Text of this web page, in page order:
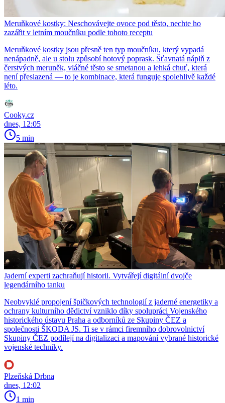
Meruňkové kostky: Neschovávejte ovoce pod těsto, nechte ho
zazářit v letním moučníku podle tohoto receptu
Meruňkové kostky jsou přesně ten typ moučníku, který vypadá
nenápadně, ale u stolu způsobí hotový poprask. Šťavnatá náplň z
čerstvých meruněk, vláčné těsto se smetanou a lehká chuť, která
není přeslazená — to je kombinace, která funguje spolehlivě každé
léto.
Cooky.cz
dnes, 12:05
5 min
Jaderní experti zachraňují historii. Vytvářejí digitální dvojče
legendárního tanku
Neobvyklé propojení špičkových technologií z jaderné energetiky a
ochrany kulturního dědictví vzniklo díky spolupráci Vojenského
historického ústavu Praha a odborníků ze Skupiny ČEZ a
společnosti ŠKODA JS. Ti se v rámci firemního dobrovolnictví
Skupiny ČEZ podílejí na digitalizaci a mapování vybrané historické
vojenské techniky.
Plzeňská Drbna
dnes, 12:02
1 min